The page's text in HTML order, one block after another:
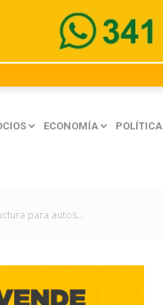
ECONOMÍA POLÍTICA
para autos...